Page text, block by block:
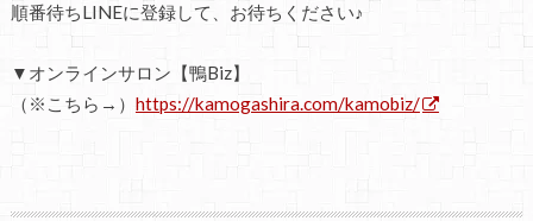
順番待ちLINEに登録して、お待ちください♪
▼オンラインサロン【鴨Biz】
（※こちら→） https://kamogashira.com/kamobiz/